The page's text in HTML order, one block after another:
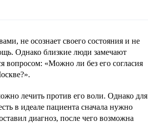
не осознает своего состояния и не
Однако близкие люди замечают
вопросом: «Можно ли без его согласия
лечить против его воли. Однако для
в идеале пациента сначала нужно
диагноз, после чего возможна